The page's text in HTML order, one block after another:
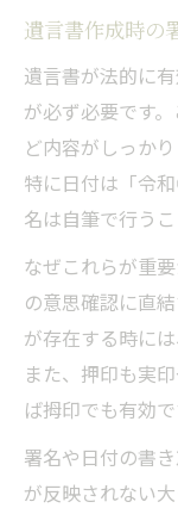
遺言書作成時の
遺言書が法的に
が必ず必要です
ど内容がしっか
特に日付は「令
名は自筆で行う
なぜこれらが重
の意思確認に直
が存在する時に
また、押印も実
ば拇印でも有効で
署名や日付の書
が反映されない